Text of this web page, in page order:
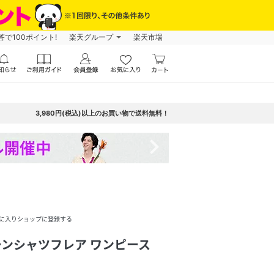
で100ポイント! 楽天グループ 楽天市場
3,980円(税込)以上のお買い物で送料無料！
入りショップに登録する
シャツフレア ワンピース